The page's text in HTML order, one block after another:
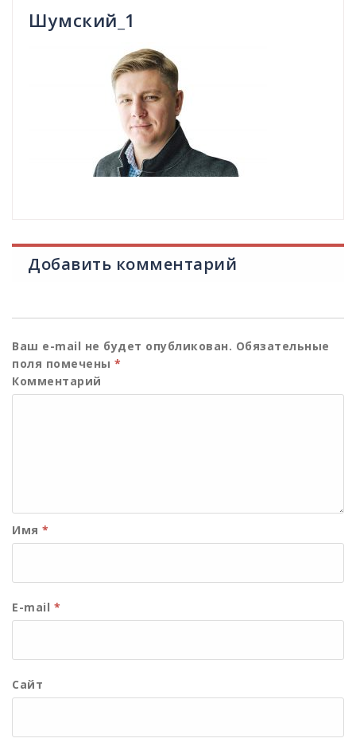
Шумский_1
Добавить комментарий
Ваш e-mail не будет опубликован. Обязательные
поля помечены *
Комментарий
Имя *
E-mail *
Сайт